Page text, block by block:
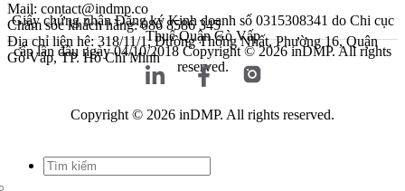
Mail: contact@indmp.co
Chăm sóc khách hàng: 086 8586 345
Địa chỉ liên hệ: 318/11/1, Đường Thống Nhất, Phường 16, Quận
Gò Vấp, TP. Hồ Chí Minh
Giấy chứng nhận Đăng ký Kinh doanh số 0315308341 do Chi cục
Thuế Quận Gò Vấp
cấp lần đầu ngày 04/10/2018Copyright © 2026 inDMP. All rights
reserved.
Copyright © 2026 inDMP. All rights reserved.